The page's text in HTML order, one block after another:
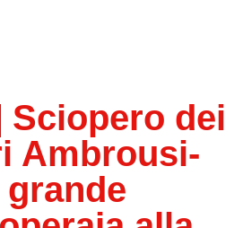
Sciopero dei
Ambrousi-